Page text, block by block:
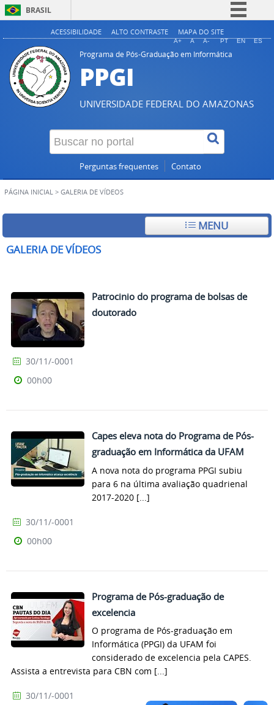
BRASIL
Simplifique!
Comunica BR
Legislação
Canais
ACESSIBILIDADE ALTO CONTRASTE MAPA DO SITE
A+ A A- PT EN ES
Programa de Pós-Graduação em Informática
PPGI
UNIVERSIDADE FEDERAL DO AMAZONAS
Perguntas frequentes Contato
PÁGINA INICIAL > GALERIA DE VÍDEOS
MENU
GALERIA DE VÍDEOS
Patrocinio do programa de bolsas de
doutorado
30/11/-0001
00h00
Capes eleva nota do Programa de Pós-
graduação em Informática da UFAM
A nova nota do programa PPGI subiu
para 6 na última avaliação quadrienal
2017-2020 [...]
30/11/-0001
00h00
Programa de Pós-graduação de
excelencia
O programa de Pós-graduação em
Informática (PPGI) da UFAM foi
considerado de excelencia pela CAPES.
Assista a entrevista para CBN com [...]
30/11/-0001